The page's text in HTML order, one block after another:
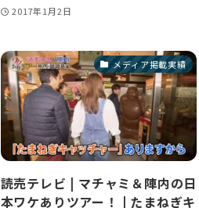
2017年1月2日
メディア掲載実績
読売テレビ | マチャミ＆陣内の日
本ワケありツアー！ | たまねぎキ